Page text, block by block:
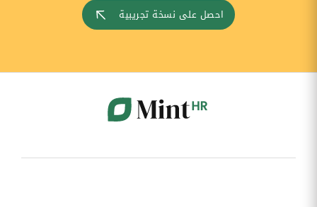
احصل على نسخة تجريبية